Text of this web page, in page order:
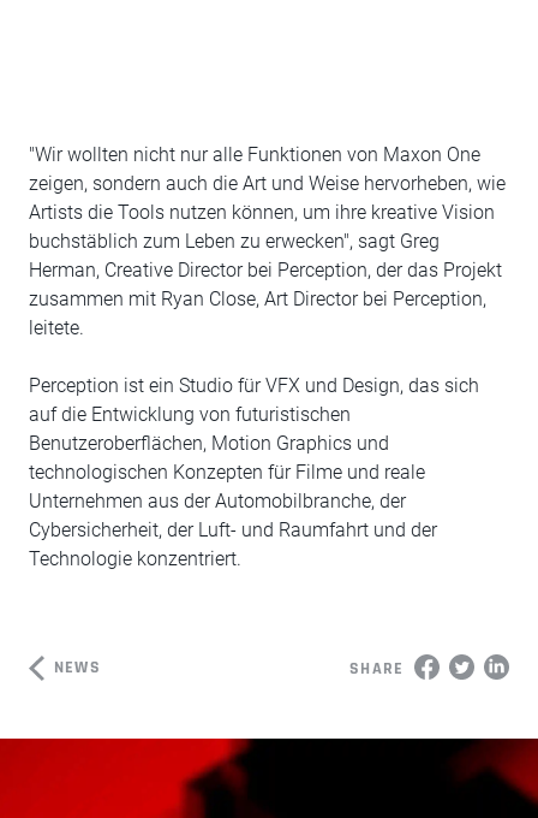
"Wir wollten nicht nur alle Funktionen von Maxon One
zeigen, sondern auch die Art und Weise hervorheben, wie
Artists die Tools nutzen können, um ihre kreative Vision
buchstäblich zum Leben zu erwecken", sagt Greg
Herman, Creative Director bei Perception, der das Projekt
zusammen mit Ryan Close, Art Director bei Perception,
leitete.
Perception ist ein Studio für VFX und Design, das sich
auf die Entwicklung von futuristischen
Benutzeroberflächen, Motion Graphics und
technologischen Konzepten für Filme und reale
Unternehmen aus der Automobilbranche, der
Cybersicherheit, der Luft- und Raumfahrt und der
Technologie konzentriert.
NEWS SHARE